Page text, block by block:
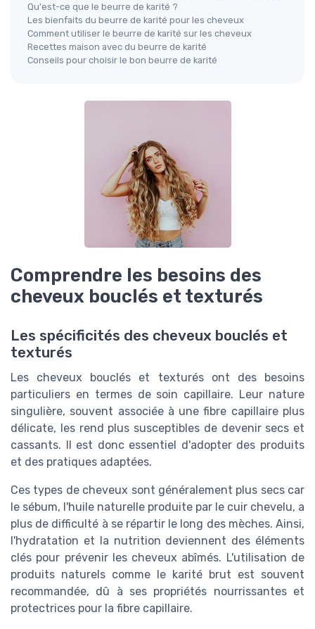
Qu'est-ce que le beurre de karité ?
Les bienfaits du beurre de karité pour les cheveux
Comment utiliser le beurre de karité sur les cheveux
Recettes maison avec du beurre de karité
Conseils pour choisir le bon beurre de karité
Comprendre les besoins des
cheveux bouclés et texturés
Les spécificités des cheveux bouclés et
texturés
Les cheveux bouclés et texturés ont des besoins
particuliers en termes de soin capillaire. Leur nature
singulière, souvent associée à une fibre capillaire plus
délicate, les rend plus susceptibles de devenir secs et
cassants. Il est donc essentiel d'adopter des produits
et des pratiques adaptées.
Ces types de cheveux sont généralement plus secs car
le sébum, l'huile naturelle produite par le cuir chevelu, a
plus de difficulté à se répartir le long des mèches. Ainsi,
l'hydratation et la nutrition deviennent des éléments
clés pour prévenir les cheveux abîmés. L'utilisation de
produits naturels comme le karité brut est souvent
recommandée, dû à ses propriétés nourrissantes et
protectrices pour la fibre capillaire.